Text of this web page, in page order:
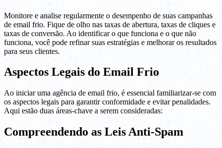
Monitore e analise regularmente o desempenho de suas campanhas
de email frio. Fique de olho nas taxas de abertura, taxas de cliques e
taxas de conversão. Ao identificar o que funciona e o que não
funciona, você pode refinar suas estratégias e melhorar os resultados
para seus clientes.
Aspectos Legais do Email Frio
Ao iniciar uma agência de email frio, é essencial familiarizar-se com
os aspectos legais para garantir conformidade e evitar penalidades.
Aqui estão duas áreas-chave a serem consideradas:
Compreendendo as Leis Anti-Spam